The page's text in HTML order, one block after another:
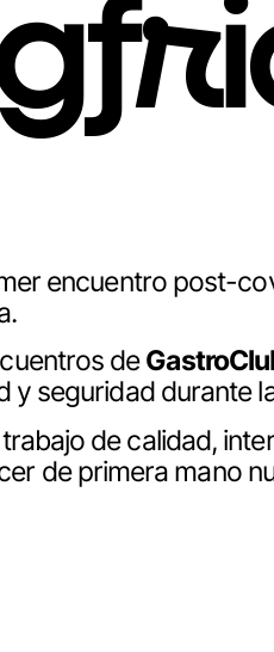
encuentro post-
de
seguridad durante
de calidad,
de primera mano